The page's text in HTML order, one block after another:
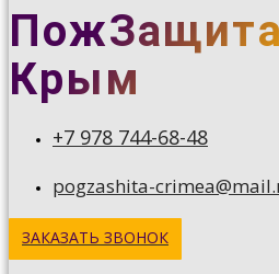
ПожЗащита
Крым
+7 978 744-68-48
pogzashita-
ЗАКАЗАТЬ ЗВОНОК